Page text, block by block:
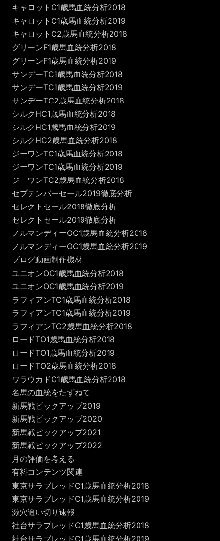
キャロットC1歳馬血統分析2018
キャロットC1歳馬血統分析2019
キャロットC2歳馬血統分析2018
グリーンF1歳馬血統分析2018
グリーンF1歳馬血統分析2019
サンデーTC1歳馬血統分析2018
サンデーTC1歳馬血統分析2019
サンデーTC2歳馬血統分析2018
シルクHC1歳馬血統分析2018
シルクHC1歳馬血統分析2019
シルクHC2歳馬血統分析2018
ジーワンTC1歳馬血統分析2018
ジーワンTC1歳馬血統分析2019
ジーワンTC2歳馬血統分析2018
セプテンバーセール2019徹底分析
セレクトセール2018徹底分析
セレクトセール2019徹底分析
ノルマンディーOC1歳馬血統分析2018
ノルマンディーOC1歳馬血統分析2019
ブログ動画制作機材
ユニオンOC1歳馬血統分析2018
ユニオンOC1歳馬血統分析2019
ラフィアンTC1歳馬血統分析2018
ラフィアンTC1歳馬血統分析2019
ラフィアンTC2歳馬血統分析2018
ロードTO1歳馬血統分析2018
ロードTO1歳馬血統分析2019
ロードTO2歳馬血統分析2018
ワラウカドC1歳馬血統分析2018
名馬の血統をたずねて
新馬戦ピックアップ2019
新馬戦ピックアップ2020
新馬戦ピックアップ2021
新馬戦ピックアップ2022
月の評価を考える
有料コンテンツ関連
東京サラブレッドC1歳馬血統分析2018
東京サラブレッドC1歳馬血統分析2019
激穴追い切り速報
社台サラブレッドC1歳馬血統分析2018
社台サラブレッドC1歳馬血統分析2019